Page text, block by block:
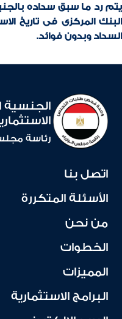
يتم رد ما سبق سداده
البنك المركزى فى تاريخ
السداد وبدون فوائد.
الجنسية
رئاسة
اتصل بنا
الأسئلة المتكررة
من نحن
الخطوات
المميزات
البرامج الاستثمارية